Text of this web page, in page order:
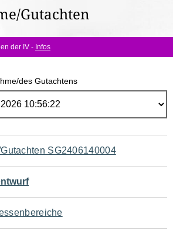
Gutachten
der IV - Infos
des Gutachtens
SG2406140004